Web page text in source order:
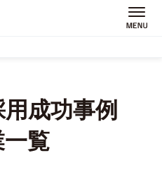
成功事例
覧